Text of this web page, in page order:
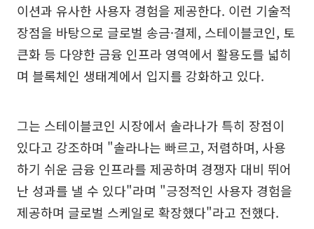
이션과 유사한 사용자 경험을 제공한다. 이런 기술적
장점을 바탕으로 글로벌 송금·결제, 스테이블코인, 토
큰화 등 다양한 금융 인프라 영역에서 활용도를 넓히
며 블록체인 생태계에서 입지를 강화하고 있다.
그는 스테이블코인 시장에서 솔라나가 특히 장점이
있다고 강조하며 "솔라나는 빠르고, 저렴하며, 사용
하기 쉬운 금융 인프라를 제공하며 경쟁자 대비 뛰어
난 성과를 낼 수 있다"라며 "긍정적인 사용자 경험을
제공하며 글로벌 스케일로 확장했다"라고 전했다.